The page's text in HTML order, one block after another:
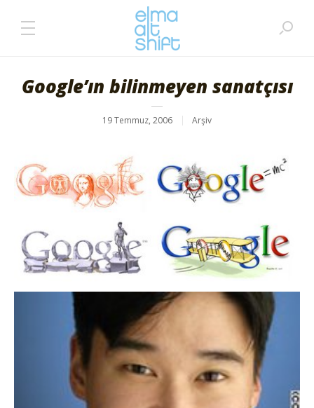
Google’ın bilinmeyen sanatçısı
19 Temmuz, 2006 Arşiv